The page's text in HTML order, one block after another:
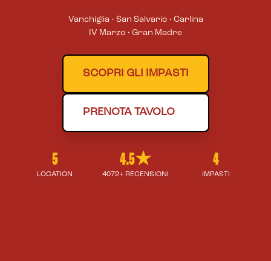
Vanchiglia • San Salvario • Carlina
IV Marzo • Gran Madre
SCOPRI GLI IMPASTI
PRENOTA TAVOLO
5
LOCATION
4.5★
4072+ RECENSIONI
4
IMPASTI